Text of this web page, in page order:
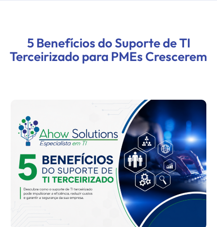
5 Benefícios do Suporte de TI
Terceirizado para PMEs Crescerem